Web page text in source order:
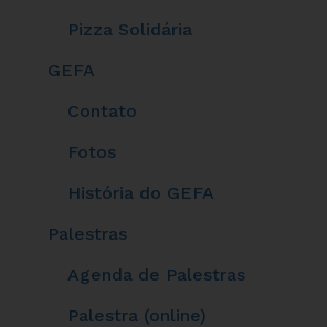
Pizza Solidária
GEFA
Contato
Fotos
História do GEFA
Palestras
Agenda de Palestras
Palestra (online)